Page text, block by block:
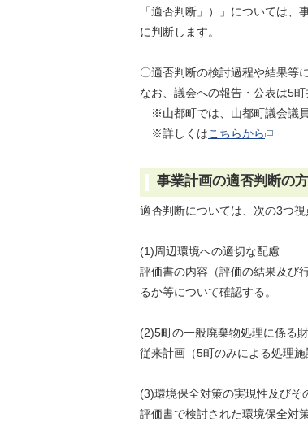
「適否判断」）」については
に判断します。
〇適否判断の検討過程や結果等
なお、議会への報告・公表は5
※山都町では、山都町議会議員
※詳しくはこちらから
事業計画の適否判断の
適否判断については、次の3つ視
(1)周辺環境への適切な配慮
評価書の内容（評価の結果及び
るか等について確認する。
(2)5町の一般廃棄物処理に係る
従来計画（5町のみによる処理
(3)環境保全対策の実現性及びそ
評価書で検討された環境保全対